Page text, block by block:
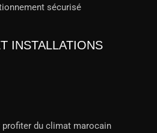
sécurisé
INSTALLATIONS
profiter du climat marocain